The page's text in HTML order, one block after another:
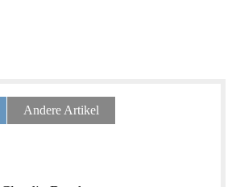
Andere Artikel